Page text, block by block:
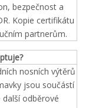
bezpečnost a
Kopie certifikátu
partnerům.
nosních výtěrů
jsou součástí
odběrové